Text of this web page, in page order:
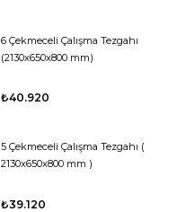
6 Çekmeceli Çalışma Tezgahı
(2130x650x800 mm)
₺40.920
5 Çekmeceli Çalışma Tezgahı (
2130x650x800 mm )
₺39.120